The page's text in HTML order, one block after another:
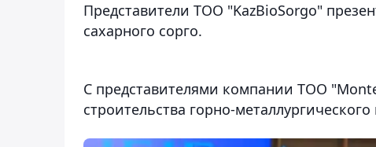
Представители ТОО "KazBioSorgo"
сахарного сорго.
С представителями компании ТОО
строительства горно-